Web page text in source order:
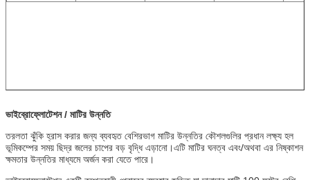
ভাইব্রোফ্লোটেশন / মাটির উন্নতি
তরলতা ঝুঁকি হ্রাস করার জন্য ব্যবহৃত বেশিরভাগ মাটির উন্নতির কৌশলগুলির প্রধান লক্ষ্য হল
ভূমিকম্পের সময় ছিদ্র জলের চাপের বড় বৃদ্ধি এড়ানো।এটি মাটির ঘনত্ব এবং/অথবা এর নিষ্কাশন
ক্ষমতার উন্নতির মাধ্যমে অর্জন করা যেতে পারে।